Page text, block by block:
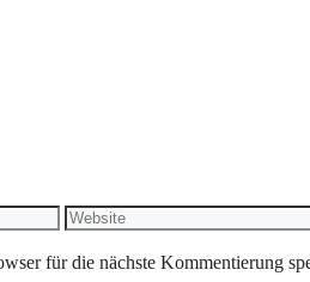
Website
für die nächste Kommentierung